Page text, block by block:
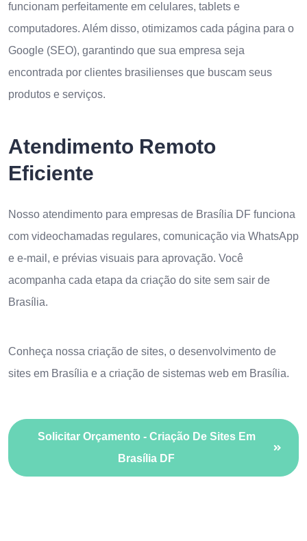
funcionam perfeitamente em celulares, tablets e
computadores. Além disso, otimizamos cada página para o
Google (SEO), garantindo que sua empresa seja
encontrada por clientes brasilienses que buscam seus
produtos e serviços.
Atendimento Remoto
Eficiente
Nosso atendimento para empresas de Brasília DF funciona
com videochamadas regulares, comunicação via WhatsApp
e e-mail, e prévias visuais para aprovação. Você
acompanha cada etapa da criação do site sem sair de
Brasília.
Conheça nossa criação de sites, o desenvolvimento de
sites em Brasília e a criação de sistemas web em Brasília.
Solicitar Orçamento - Criação De Sites Em
Brasília DF